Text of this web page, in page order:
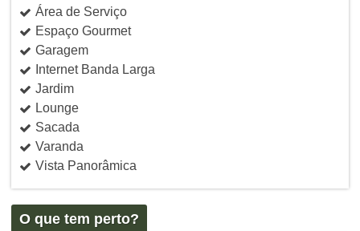
Área de Serviço
Espaço Gourmet
Garagem
Internet Banda Larga
Jardim
Lounge
Sacada
Varanda
Vista Panorâmica
O que tem perto?